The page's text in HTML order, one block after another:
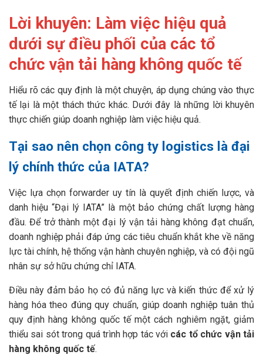
Lời khuyên: Làm việc hiệu quả
dưới sự điều phối của các tổ
chức vận tải hàng không quốc tế
Hiểu rõ các quy định là một chuyện, áp dụng chúng vào thực
tế lại là một thách thức khác. Dưới đây là những lời khuyên
thực chiến giúp doanh nghiệp làm việc hiệu quả.
Tại sao nên chọn công ty logistics là đại
lý chính thức của IATA?
Việc lựa chọn forwarder uy tín là quyết định chiến lược, và
danh hiệu “Đại lý IATA” là một bảo chứng chất lượng hàng
đầu. Để trở thành một đại lý vận tải hàng không đạt chuẩn,
doanh nghiệp phải đáp ứng các tiêu chuẩn khắt khe về năng
lực tài chính, hệ thống vận hành chuyên nghiệp, và có đội ngũ
nhân sự sở hữu chứng chỉ IATA.
Điều này đảm bảo họ có đủ năng lực và kiến thức để xử lý
hàng hóa theo đúng quy chuẩn, giúp doanh nghiệp tuân thủ
quy định hàng không quốc tế một cách nghiêm ngặt, giảm
thiểu sai sót trong quá trình hợp tác với các tổ chức vận tải
hàng không quốc tế.